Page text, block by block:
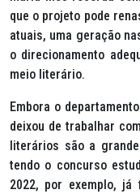
que o projeto pode
atuais, uma geração
o direcionamento
meio literário.
Embora o
deixou de trabalhar
literários são a
tendo o concurso
2022, por exemplo, já